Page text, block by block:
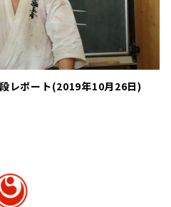
ポート(2019年10月26日)